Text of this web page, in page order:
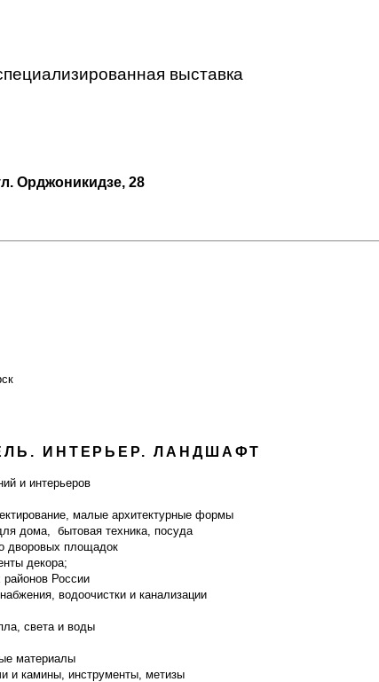
выставка
Орджоникидзе, 28
ИНТЕРЬЕР. ЛАНДШАФТ
и интерьеров
малые архитектурные формы
дома, бытовая техника, посуда
дворовых площадок
декора;
России
водоочистки и канализации
света и воды
материалы
и камины, инструменты, метизы